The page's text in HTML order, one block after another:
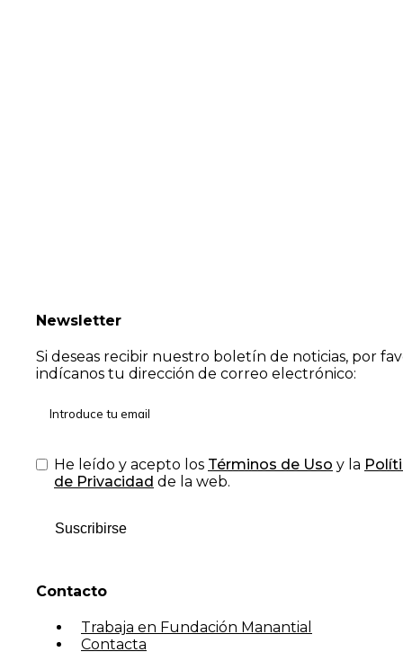
Newsletter
Si deseas recibir nuestro boletín de noticias, por
indícanos tu dirección de correo electrónico:
He leído y acepto los Términos de Uso y la
de Privacidad de la web.
Suscribirse
Contacto
Trabaja en Fundación Manantial
Contacta